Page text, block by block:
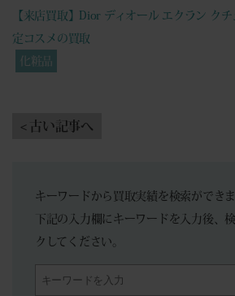
【来店買取】Dior ディオール エクラン ク
定コスメの買取
化粧品
< 古い記事へ
キーワードから買取実績を検索ができま
下記の入力欄にキーワードを入力後、
クしてください。